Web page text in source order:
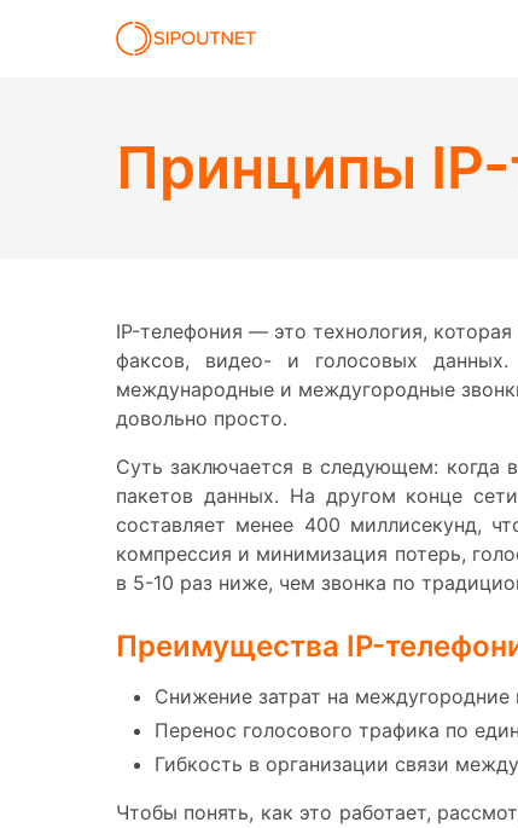
Принципы
IP-телефония — это технология,
факсов, видео- и голосовых
международные и междугородные
довольно просто.
Суть заключается в следующем: когда
пакетов данных. На другом конце
составляет менее 400 миллисекунд,
компрессия и минимизация потерь,
в 5-10 раз ниже, чем звонка по
Преимущества IP-
Снижение затрат на
Перенос голосового трафика по
Гибкость в организации связи
Чтобы понять, как это работает,